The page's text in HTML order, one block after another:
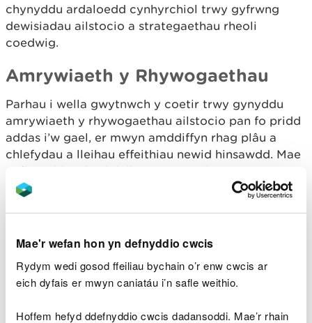
Mae'r wefan hon yn defnyddio cwcis
Rydym wedi gosod ffeiliau bychain o’r enw cwcis ar
eich dyfais er mwyn caniatáu i’n safle weithio.
Hoffem hefyd ddefnyddio cwcis dadansoddi. Mae’r rhain
chynyddu ardaloedd cynhyrchiol trwy gyfrwng
dewisiadau ailstocio a strategaethau rheoli
coedwig.
Amrywiaeth y Rhywogaethau
Parhau i wella gwytnwch y coetir trwy gynyddu
amrywiaeth y rhywogaethau ailstocio pan fo pridd
addas i’w gael, er mwyn amddiffyn rhag plâu a
chlefydau a lleihau effeithiau newid hinsawdd. Mae
cyfleoedd yn bodoli lle mae gwaith cwympo
llarwydd yn sgil Hysbysiadau Iechyd Planhigion
Adfer Planhigfeydd ar Safleoedd
Coetiroedd Hynafol (PAWS)
Parhau i adfer Planhigfeydd ar Safleoedd
trwy blannu coed llydanddail a defnyddio System